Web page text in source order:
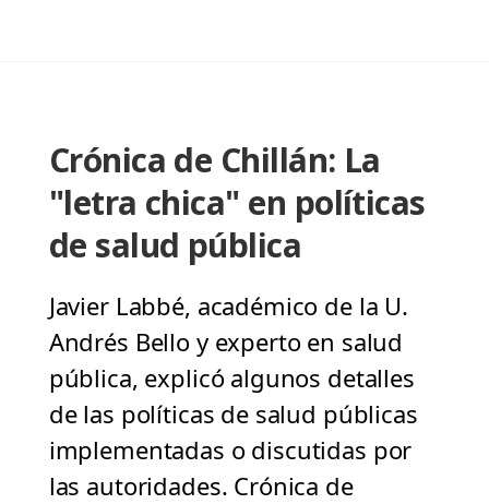
Crónica de Chillán: La
"letra chica" en políticas
de salud pública
Javier Labbé, académico de la U.
Andrés Bello y experto en salud
pública, explicó algunos detalles
de las políticas de salud públicas
implementadas o discutidas por
las autoridades. Crónica de